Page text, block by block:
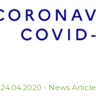
24.04.2020 - News Article